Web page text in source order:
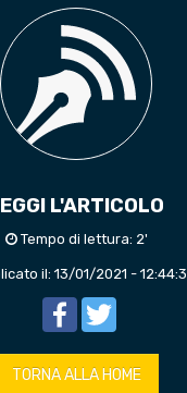
L'ARTICOLO
Tempo di lettura: 2'
il: 13/01/2021 - 12:44:3
FacebookTwitter
TORNA ALLA HOME